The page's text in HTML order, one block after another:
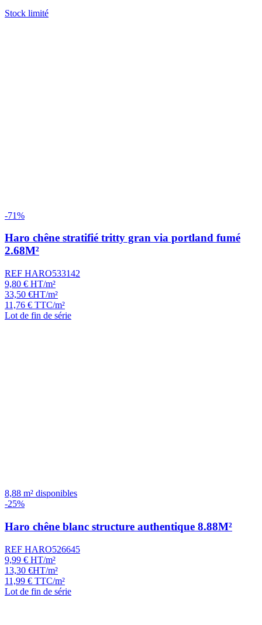
Stock limité
-71%
Haro chêne stratifié tritty gran via portland fumé
2.68M²
REF HARO533142
9,80 € HT/m²
33,50 €HT/m²
11,76 € TTC/m²
Lot de fin de série
8,88 m² disponibles
-25%
Haro chêne blanc structure authentique 8.88M²
REF HARO526645
9,99 € HT/m²
13,30 €HT/m²
11,99 € TTC/m²
Lot de fin de série